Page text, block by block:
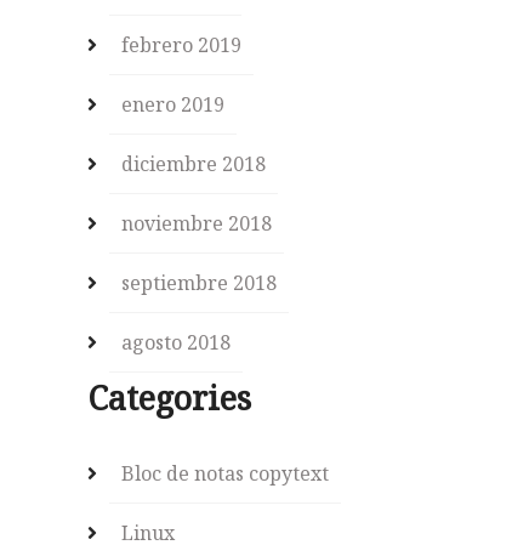
febrero 2019
enero 2019
diciembre 2018
noviembre 2018
septiembre 2018
agosto 2018
Categories
Bloc de notas copytext
Linux